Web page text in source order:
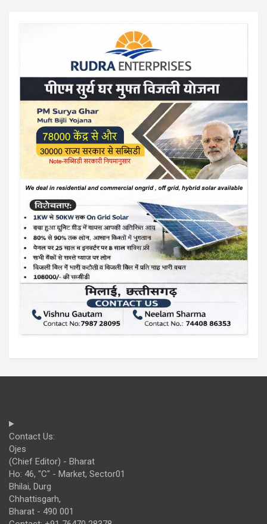
Contact Us:
Ojes
(Chief Editor) - Bharat
Ho: 46, "C" - Market, Sector01
Bhilai, Durg
Chhattisgarh,
Bharat - 490 001